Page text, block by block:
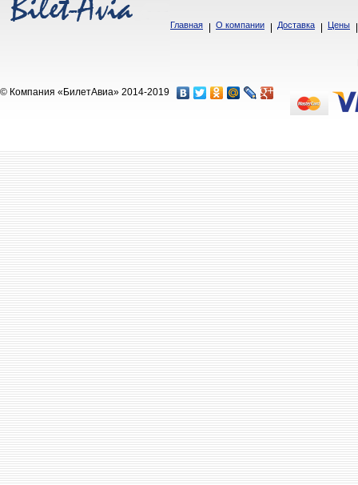
Главная О компании Доставка Цены
© Компания «БилетАвиа» 2014-2019